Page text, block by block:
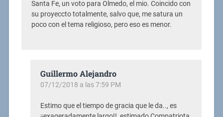
Santa Fe, un voto para Olmedo, el mio. Coincido con
su proyeccto totalmente, salvo que, me satura un
poco con el tema religioso, pero eso es menor.
Guillermo Alejandro
07/12/2018 a las 7:59 PM
Estimo que el tiempo de gracia que le da.., es